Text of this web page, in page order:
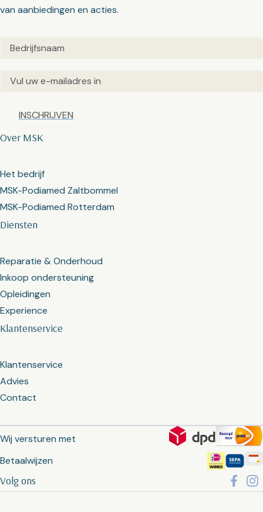
Klantenservice
Klantenservice
Advies
Contact
Diensten
Reparatie & Onderhoud
Inkoop ondersteuning
Opleidingen
Experience
Over MSK
Het bedrijf
MSK-Podiamed Zaltbommel
MSK-Podiamed Rotterdam
van aanbiedingen en acties.
Untitled(Vereist)
Email(Vereist)
Captcha
Wij versturen met
Betaalwijzen
Volg ons